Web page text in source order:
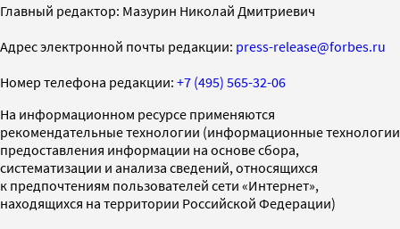
Главный редактор: Мазурин Николай Дмитриевич
Адрес электронной почты редакции: press-release@forbes.ru
Номер телефона редакции: +7 (495) 565-32-06
На информационном ресурсе применяются
рекомендательные технологии (информационные технологии
предоставления информации на основе сбора,
систематизации и анализа сведений, относящихся
к предпочтениям пользователей сети «Интернет»,
находящихся на территории Российской Федерации)